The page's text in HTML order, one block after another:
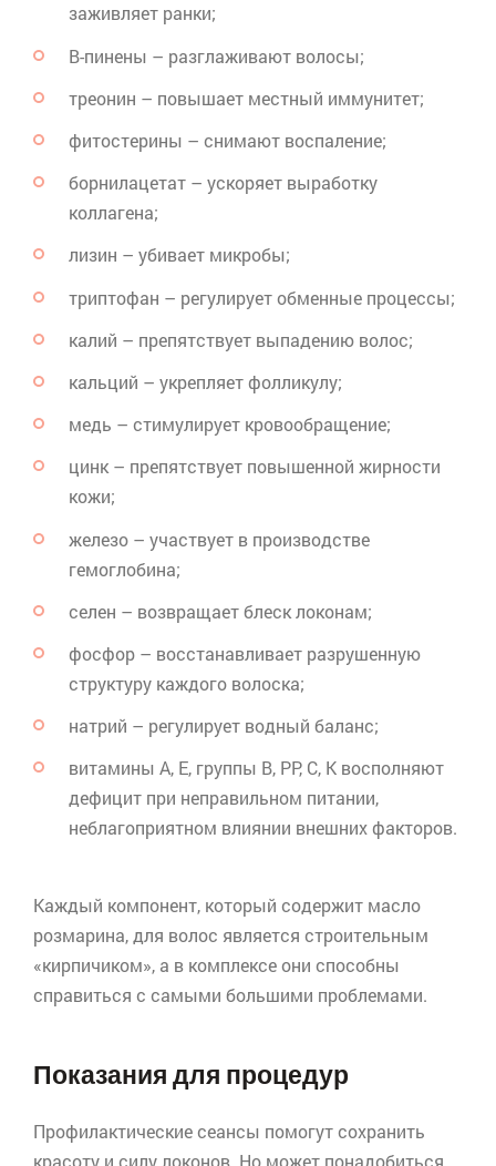
заживляет ранки;
В-пинены – разглаживают волосы;
треонин – повышает местный иммунитет;
фитостерины – снимают воспаление;
борнилацетат – ускоряет выработку
коллагена;
лизин – убивает микробы;
триптофан – регулирует обменные процессы;
калий – препятствует выпадению волос;
кальций – укрепляет фолликулу;
медь – стимулирует кровообращение;
цинк – препятствует повышенной жирности
кожи;
железо – участвует в производстве
гемоглобина;
селен – возвращает блеск локонам;
фосфор – восстанавливает разрушенную
структуру каждого волоска;
натрий – регулирует водный баланс;
витамины А, Е, группы В, РР, С, К восполняют
дефицит при неправильном питании,
неблагоприятном влиянии внешних факторов.
Каждый компонент, который содержит масло
розмарина, для волос является строительным
«кирпичиком», а в комплексе они способны
справиться с самыми большими проблемами.
Показания для процедур
Профилактические сеансы помогут сохранить